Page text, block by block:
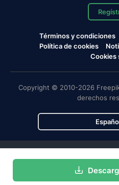
Términos y condiciones
Política de cookies
Cookies
Copyright © 2010-2026
derechos
Magnific